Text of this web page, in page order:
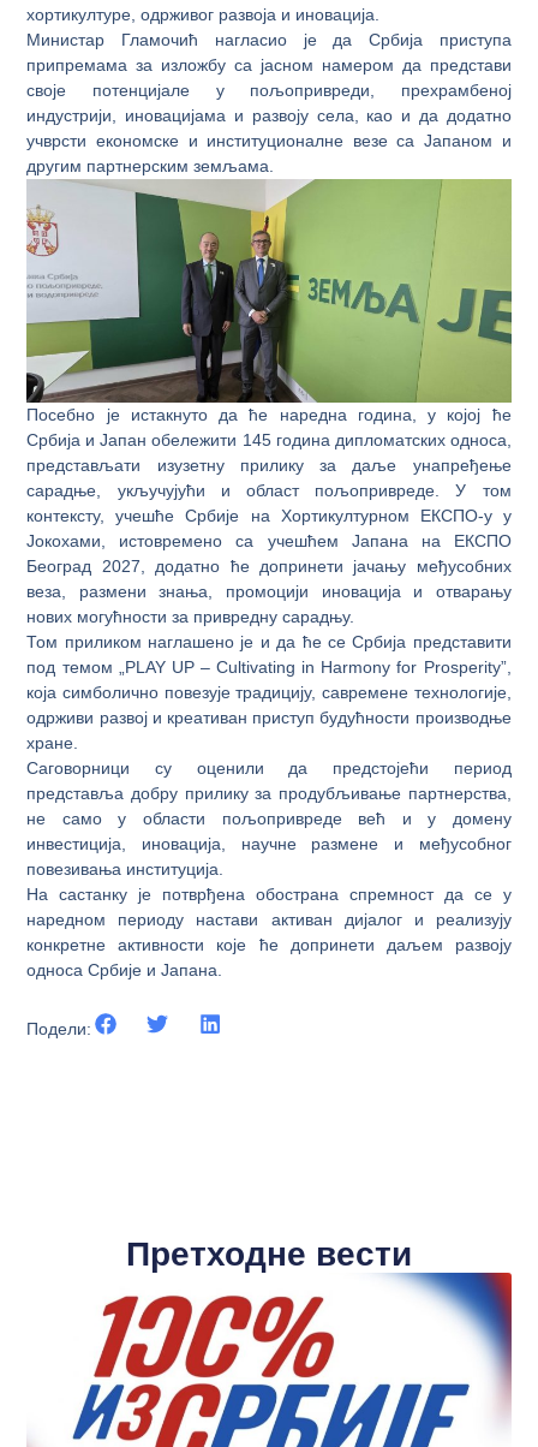
хортикултуре, одрживог развоја и иновација.
Министар Гламочић нагласио је да Србија приступа
припремама за изложбу са јасном намером да представи
своје потенцијале у пољопривреди, прехрамбеној
индустрији, иновацијама и развоју села, као и да додатно
учврсти економске и институционалне везе са Јапаном и
другим партнерским земљама.
Посебно је истакнуто да ће наредна година, у којој ће
Србија и Јапан обележити 145 година дипломатских односа,
представљати изузетну прилику за даље унапређење
сарадње, укључујући и област пољопривреде. У том
контексту, учешће Србије на Хортикултурном ЕКСПО-у у
Јокохами, истовремено са учешћем Јапана на ЕКСПО
Београд 2027, додатно ће допринети јачању међусобних
веза, размени знања, промоцији иновација и отварању
нових могућности за привредну сарадњу.
Том приликом наглашено је и да ће се Србија представити
под темом „PLAY UP – Cultivating in Harmony for Prosperity”,
која симболично повезује традицију, савремене технологије,
одрживи развој и креативан приступ будућности производње
хране.
Саговорници су оценили да предстојећи период
представља добру прилику за продубљивање партнерства,
не само у области пољопривреде већ и у домену
инвестиција, иновација, научне размене и међусобног
повезивања институција.
На састанку је потврђена обострана спремност да се у
наредном периоду настави активан дијалог и реализују
конкретне активности које ће допринети даљем развоју
односа Србије и Јапана.
Подели:
Претходне вести